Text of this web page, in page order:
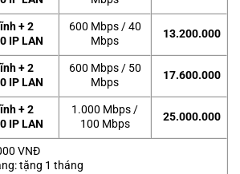
+ 2
IP LAN
600 Mbps / 40
Mbps
13.200.000
+ 2
IP LAN
600 Mbps / 50
Mbps
17.600.000
+ 2
IP LAN
1.000 Mbps /
100 Mbps
25.000.000
VNĐ
tặng 1 tháng